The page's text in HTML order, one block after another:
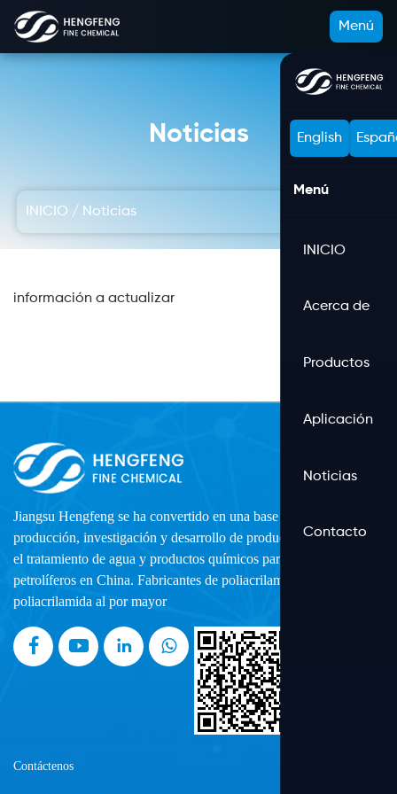
Menú
English
Menú
INICIO
Acerca de
Productos
Aplicación
Noticias
Contacto
Noticias
INICIO / Noticias
información a actualizar
Jiangsu Hengfeng se ha convertido en una base profesional de
producción, investigación y desarrollo de productos químicos para
el tratamiento de agua y productos químicos para yacimientos
petrolíferos en China. Fabricantes de poliacrilamida
poliacrilamida al por mayor
Contáctenos